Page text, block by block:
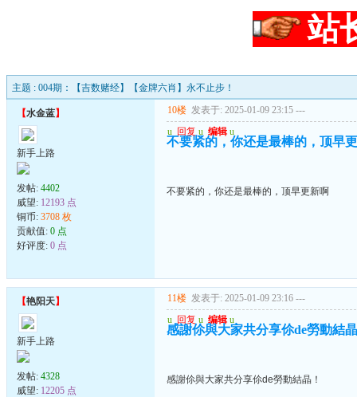
站
主题 : 004期：【吉数赌经】【金牌六肖】永不止步！
【水金蓝】
新手上路
发帖: 4402
威望: 12193 点
铜币: 3708 枚
贡献值: 0 点
好评度: 0 点
10楼 发表于: 2025-01-09 23:15 ---
u 回复 u 编辑 u
不要紧的，你还是最棒的，顶早
不要紧的，你还是最棒的，顶早更新啊
【艳阳天】
新手上路
发帖: 4328
威望: 12205 点
11楼 发表于: 2025-01-09 23:16 ---
u 回复 u 编辑 u
感謝伱與大家共分享伱de勞動結
感謝伱與大家共分享伱de勞動結晶！